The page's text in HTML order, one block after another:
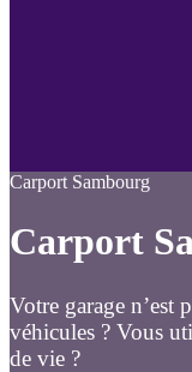
Carport Sambourg
Carport
Votre garage n’est
véhicules ? Vous
de vie ?